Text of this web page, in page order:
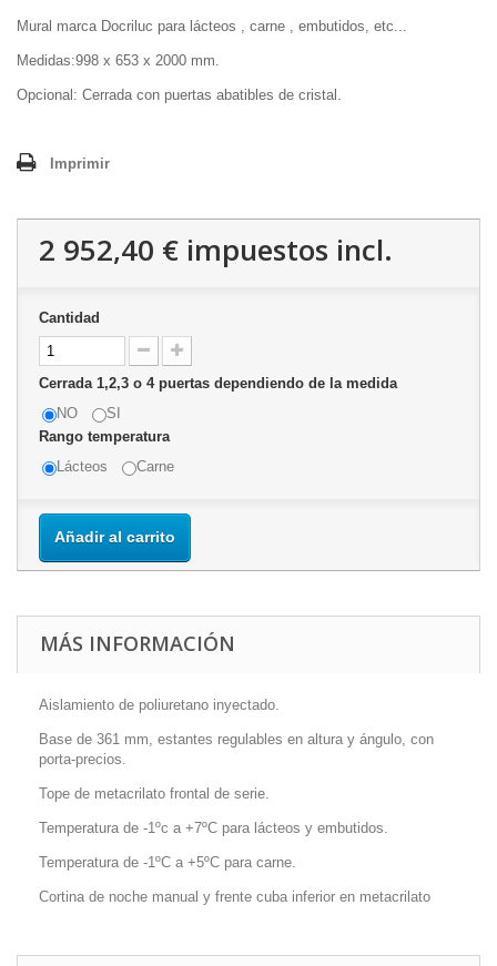
Mural marca Docriluc para lácteos , carne , embutidos, etc...
Medidas:998 x 653 x 2000 mm.
Opcional: Cerrada con puertas abatibles de cristal.
Imprimir
2 952,40 € impuestos incl.
Cantidad
Cerrada 1,2,3 o 4 puertas dependiendo de la medida
NO
SI
Rango temperatura
Lácteos
Carne
Añadir al carrito
MÁS INFORMACIÓN
Aislamiento de poliuretano inyectado.
Base de 361 mm, estantes regulables en altura y ángulo, con
porta-precios.
Tope de metacrilato frontal de serie.
Temperatura de -1ºc a +7ºC para lácteos y embutidos.
Temperatura de -1ºC a +5ºC para carne.
Cortina de noche manual y frente cuba inferior en metacrilato